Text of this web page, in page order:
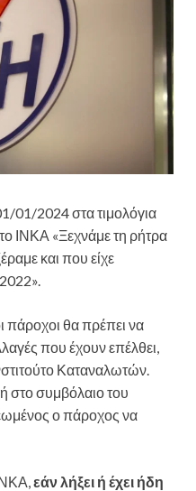
01/2024 στα τιμολόγια
ΙΝΚΑ «Ξεχνάμε τη ρήτρα
και που είχε
πάροχοι θα πρέπει να
που έχουν επέλθει,
Καταναλωτών.
στο συμβόλαιο του
ο πάροχος να
εάν λήξει ή έχει ήδη